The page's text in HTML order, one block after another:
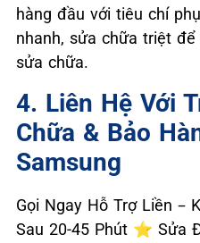
hàng đầu với tiêu chí
nhanh, sửa chữa triệt
sửa chữa.
4. Liên Hệ Với
Chữa & Bảo
Samsung
Gọi Ngay Hỗ Trợ Liền –
Sau 20-45 Phút ⭐ Sửa